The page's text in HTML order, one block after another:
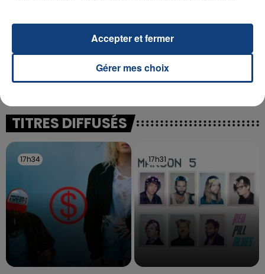
UNE ADOLESCENTE DEVANT SE FAIRE
OPÉRER DE LA CHEVILLE RESSORT DE LA...
La famille a porté plainte contre la clinique qui a
excuses.
TITRES DIFFUSÉS
17h34
17h34 17h31
17h31
Gérer mes choix
Accepter et fermer